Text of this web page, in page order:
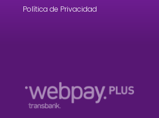
Política de Privacidad